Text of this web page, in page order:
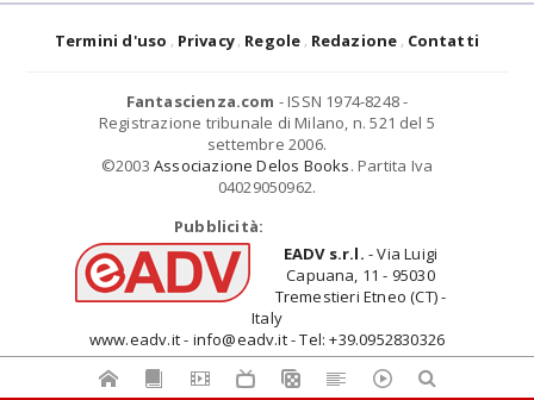
Termini d'uso Privacy Regole Redazione Contatti
Fantascienza.com - ISSN 1974-8248 -
Registrazione tribunale di Milano, n. 521 del 5
settembre 2006.
©2003 Associazione Delos Books. Partita Iva
04029050962.
Pubblicità:
EADV s.r.l. - Via Luigi
Capuana, 11 - 95030
Tremestieri Etneo (CT) -
Italy
www.eadv.it - info@eadv.it - Tel: +39.0952830326